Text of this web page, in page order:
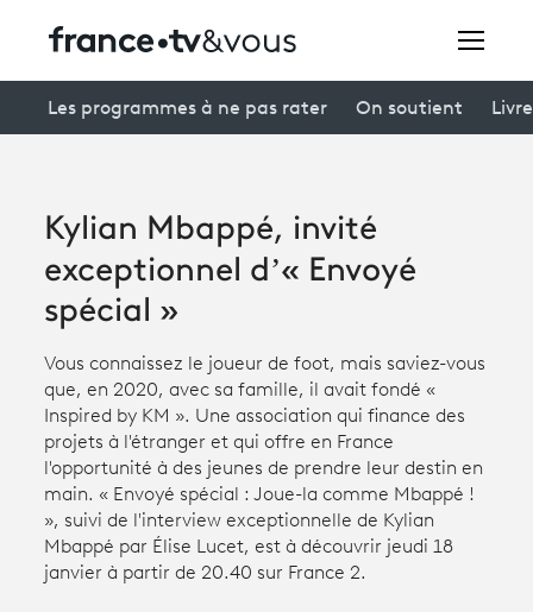
Creators
À la une
Participer et assister à une émission
À votre écoute
Productions et innovation
Programme tv
Les programmes à ne pas rater On soutient
Kylian Mbappé, invité
exceptionnel d’« Envoyé
spécial »
Vous connaissez le joueur de foot, mais saviez-vous
que, en 2020, avec sa famille, il avait fondé «
Inspired by KM ». Une association qui finance des
projets à l'étranger et qui offre en France
l'opportunité à des jeunes de prendre leur destin en
main. « Envoyé spécial : Joue-la comme Mbappé !
», suivi de l'interview exceptionnelle de Kylian
Mbappé par Élise Lucet, est à découvrir jeudi 18
janvier à partir de 20.40 sur France 2.